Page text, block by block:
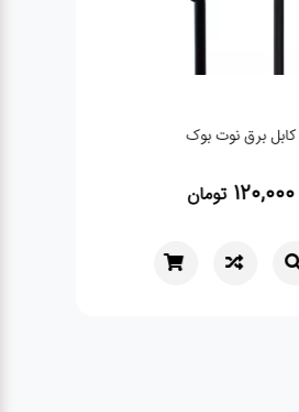
کابل برق نوت بوک
120,000 تومان